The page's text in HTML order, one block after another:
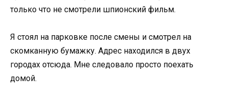
только что не смотрели шпионский фильм.
Я стоял на парковке после смены и смотрел на
скомканную бумажку. Адрес находился в двух
городах отсюда. Мне следовало просто поехать
домой.